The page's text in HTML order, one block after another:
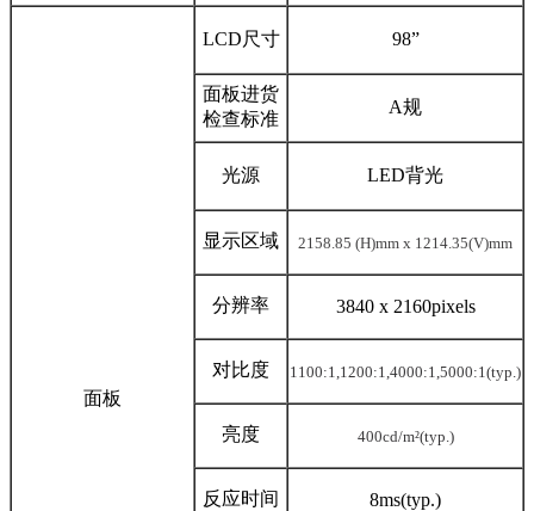
面板
LCD尺寸 98”
面板进货
检查标准
A规
光源 LED背光
显示区域 2158.85 (H)mm x 1214.35(V)mm
分辨率 3840 x 2160pixels
对比度 1100:1,1200:1,4000:1,5000:1(typ.)
亮度 400cd/m²(typ.)
反应时间 8ms(typ.)